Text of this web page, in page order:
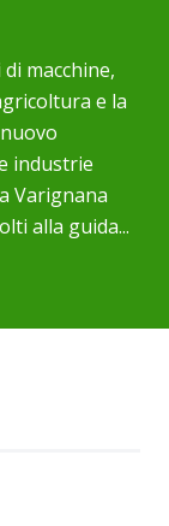
macchine,
e la
industrie
Varignana
alla guida...